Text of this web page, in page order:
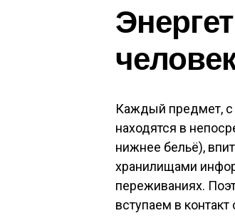
Каждый предмет, с
находятся в
нижнее бельё),
хранилищами
переживаниях.
вступаем в